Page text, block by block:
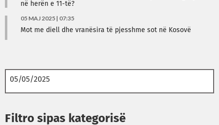
në herën e 11-të?
05 MAJ 2025 | 07:35
Mot me diell dhe vranësira të pjesshme sot në Kosovë
Filtro sipas kategorisë